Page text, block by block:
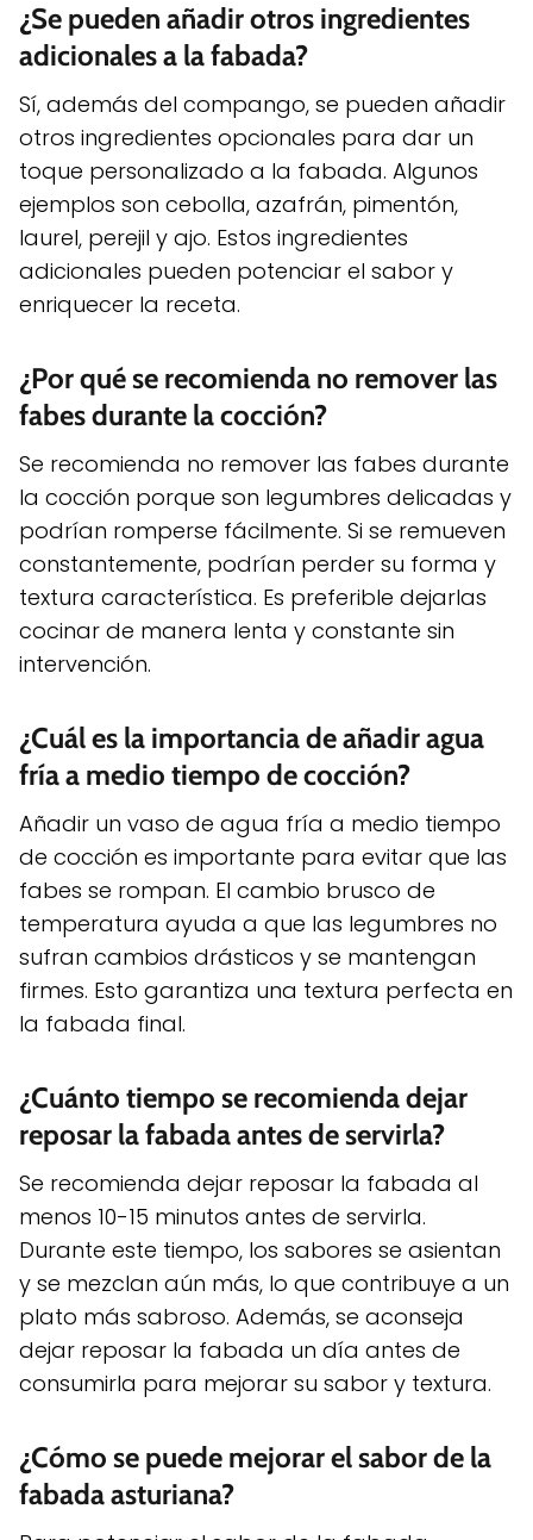
¿Se pueden añadir otros ingredientes
adicionales a la fabada?
Sí, además del compango, se pueden añadir
otros ingredientes opcionales para dar un
toque personalizado a la fabada. Algunos
ejemplos son cebolla, azafrán, pimentón,
laurel, perejil y ajo. Estos ingredientes
adicionales pueden potenciar el sabor y
enriquecer la receta.
¿Por qué se recomienda no remover las
fabes durante la cocción?
Se recomienda no remover las fabes durante
la cocción porque son legumbres delicadas y
podrían romperse fácilmente. Si se remueven
constantemente, podrían perder su forma y
textura característica. Es preferible dejarlas
cocinar de manera lenta y constante sin
intervención.
¿Cuál es la importancia de añadir agua
fría a medio tiempo de cocción?
Añadir un vaso de agua fría a medio tiempo
de cocción es importante para evitar que las
fabes se rompan. El cambio brusco de
temperatura ayuda a que las legumbres no
sufran cambios drásticos y se mantengan
firmes. Esto garantiza una textura perfecta en
la fabada final.
¿Cuánto tiempo se recomienda dejar
reposar la fabada antes de servirla?
Se recomienda dejar reposar la fabada al
menos 10-15 minutos antes de servirla.
Durante este tiempo, los sabores se asientan
y se mezclan aún más, lo que contribuye a un
plato más sabroso. Además, se aconseja
dejar reposar la fabada un día antes de
consumirla para mejorar su sabor y textura.
¿Cómo se puede mejorar el sabor de la
fabada asturiana?